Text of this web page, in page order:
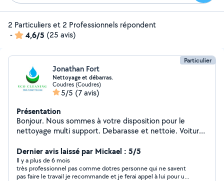
2 Particuliers et 2 Professionnels répondent
-
4,6/5 (25 avis)
Particulier
Jonathan Fort
Nettoyage et débarras.
Coudres (Coudres)
5/5 (7 avis)
Présentation
Bonjour. Nous sommes à votre disposition pour le
nettoyage multi support. Debarasse et nettoie. Voiture,
N'hésitez pas à nous contacter
Dernier avis laissé par Mickael : 5/5
Il y a plus de 6 mois
très professionnel pas comme dotres personne qui ne savent
pas faire le travail je recommande et je ferai appel à lui pour un